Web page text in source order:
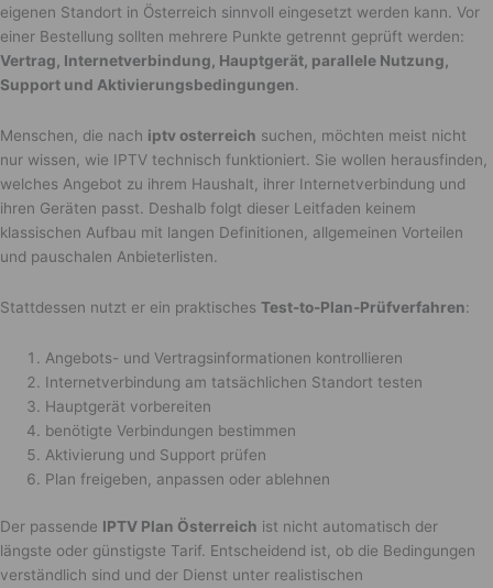
eigenen Standort in Österreich sinnvoll eingesetzt werden kann. Vor
einer Bestellung sollten mehrere Punkte getrennt geprüft werden:
Vertrag, Internetverbindung, Hauptgerät, parallele Nutzung,
Support und Aktivierungsbedingungen.
Menschen, die nach iptv osterreich suchen, möchten meist nicht
nur wissen, wie IPTV technisch funktioniert. Sie wollen herausfinden,
welches Angebot zu ihrem Haushalt, ihrer Internetverbindung und
ihren Geräten passt. Deshalb folgt dieser Leitfaden keinem
klassischen Aufbau mit langen Definitionen, allgemeinen Vorteilen
und pauschalen Anbieterlisten.
Stattdessen nutzt er ein praktisches Test-to-Plan-Prüfverfahren:
Angebots- und Vertragsinformationen kontrollieren
Internetverbindung am tatsächlichen Standort testen
Hauptgerät vorbereiten
benötigte Verbindungen bestimmen
Aktivierung und Support prüfen
Plan freigeben, anpassen oder ablehnen
Der passende IPTV Plan Österreich ist nicht automatisch der
längste oder günstigste Tarif. Entscheidend ist, ob die Bedingungen
verständlich sind und der Dienst unter realistischen